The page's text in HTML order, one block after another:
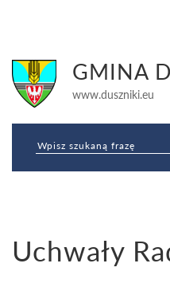
GMINA
www.duszniki.eu
Strona główna» Baza prawa
Kadencji 2014-2018» ROK 2018
Uchwały